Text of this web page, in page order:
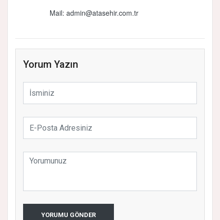
Mail: admin@atasehir.com.tr
Yorum Yazın
YORUMU GÖNDER